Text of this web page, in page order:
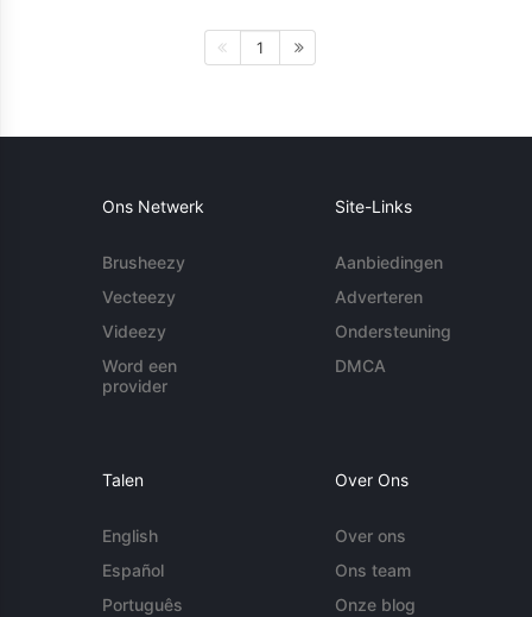
1
Ons Netwerk
Brusheezy
Vecteezy
Videezy
Word een
provider
Site-Links
Aanbiedingen
Adverteren
Ondersteuning
DMCA
Talen
English
Español
Português
Over Ons
Over ons
Ons team
Onze blog